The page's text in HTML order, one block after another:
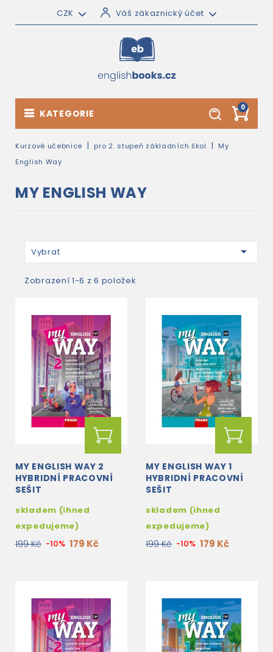
CZK Váš zákaznický účet
0
KATEGORIE
Kurzové učebnice pro 2. stupeň základních škol
My
English Way
MY ENGLISH WAY
Vybrat 
Zobrazení 1-6 z 6 položek
MY ENGLISH WAY 2
HYBRIDNÍ PRACOVNÍ
SEŠIT
skladem (ihned
expedujeme)
199 Kč -10% 179 Kč
MY ENGLISH WAY 1
HYBRIDNÍ PRACOVNÍ
SEŠIT
skladem (ihned
expedujeme)
199 Kč -10% 179 Kč